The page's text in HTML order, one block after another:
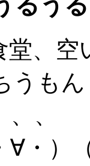
堂、
うも
、
∀・